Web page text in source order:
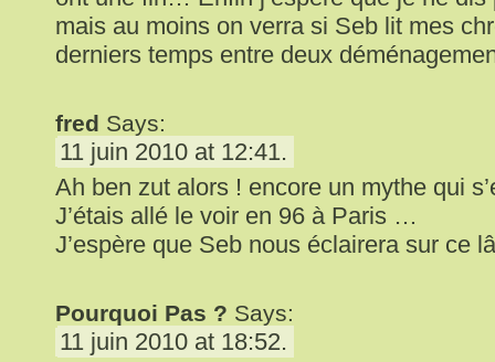
mais au moins on verra si Seb lit mes
derniers temps entre deux
fred Says:
11 juin 2010 at 12:41.
Ah ben zut alors ! encore un mythe qui
J’étais allé le voir en 96 à Paris …
J’espère que Seb nous éclairera sur ce
Pourquoi Pas ? Says:
11 juin 2010 at 18:52.